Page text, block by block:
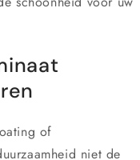
of
niet de